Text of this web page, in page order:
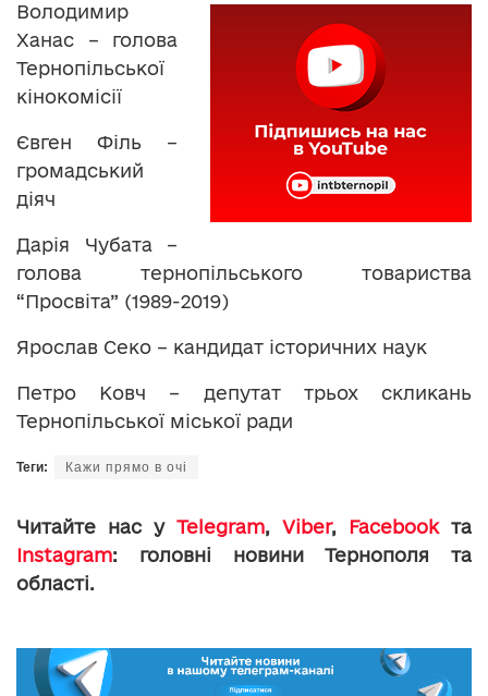
Володимир
Ханас – голова
Тернопільської
кінокомісії
Євген Філь –
громадський
діяч
Дарія Чубата –
голова тернопільського товариства
“Просвіта” (1989-2019)
Ярослав Секо – кандидат історичних наук
Петро Ковч – депутат трьох скликань
Тернопільської міської ради
Теги: Кажи прямо в очі
Читайте нас у Telegram, Viber, Facebookта
Instagram: головні новини Тернополя та
області.